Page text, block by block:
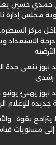
حمدي حسين
مجلس إدارة
مركز
الاستعداد
الأرضية
نيوز تنعى جدة
رشدي
نيوز يهنئ يونيو
جديدة للإعلام
يتراجع بقوة..
مستويات